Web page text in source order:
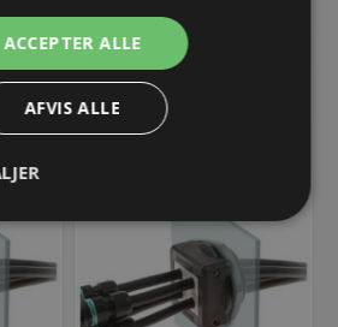
Lager: 20 på lager
ACCEPTER ALLE
AFVIS ALLE